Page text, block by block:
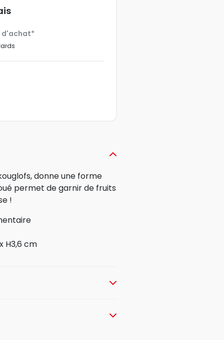
d'achat*
donne une forme
permet de garnir de fruits
!
H3,6 cm